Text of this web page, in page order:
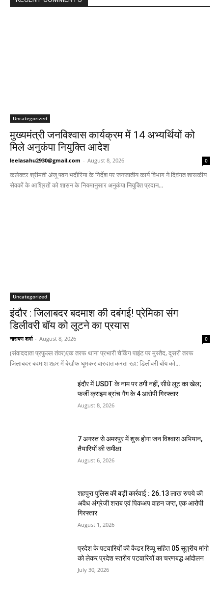
Uncategorized
मुख्यमंत्री जनविश्वास कार्यक्रम में 14 अभ्यर्थियों को
मिले अनुकंपा नियुक्ति आदेश
leelasahu2930@gmail.com - August 8, 2026 0
कलेक्टर श्रीमती अंजू पवन भदौरिया के निर्देश पर जनजातीय कार्य विभाग ने दिवंगत शासकीय
सेवकों के आश्रितों को शासन के नियमानुसार अनुकंपा नियुक्ति प्रदान...
Uncategorized
इंदौर : जिलाबदर बदमाश की दबंगई! प्रेमिका संग
डिलीवरी बॉय को लूटने का प्रयास
नारायण शर्मा - August 8, 2026 0
(संवाददाता प्रफुल्ल तंवर)एक तरफ थाना प्रभारी चेकिंग पाइंट पर मुस्तैद, दूसरी तरफ
जिलाबदर बदमाश शहर में बेखौफ घूमकर वारदात करता रहा; डिलीवरी बॉय को...
इंदौर में USDT के नाम पर ठगी नहीं, सीधे लूट का खेल;
फर्जी क्राइम ब्रांच गैंग के 4 आरोपी गिरफ्तार
August 8, 2026
7 अगस्त से अमरपुर में शुरू होगा जन विश्वास अभियान,
तैयारियों की समीक्षा
August 6, 2026
शहपुरा पुलिस की बड़ी कार्रवाई : 26.13 लाख रुपये की
अवैध अंग्रेजी शराब एवं पिकअप वाहन जप्त, एक आरोपी
गिरफ्तार
August 1, 2026
प्रदेश के पटवारियों की कैडर रिव्यू सहित 05 सूत्रीय मांगो
को लेकर प्रदेश स्तरीय पटवारियों का चरणबद्ध आंदोलन
July 30, 2026